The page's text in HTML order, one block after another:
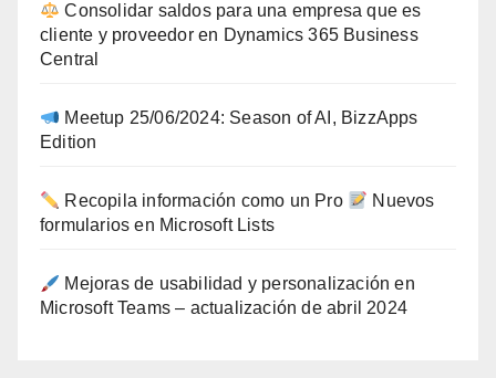
Consolidar saldos para una empresa que es
cliente y proveedor en Dynamics 365 Business
Central
Meetup 25/06/2024: Season of AI, BizzApps
Edition
Recopila información como un Pro
Nuevos
formularios en Microsoft Lists
Mejoras de usabilidad y personalización en
Microsoft Teams – actualización de abril 2024